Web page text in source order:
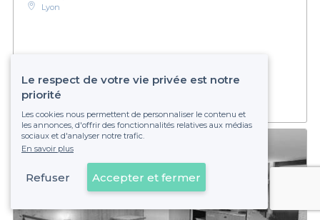
Lyon
Voir sur la carte
Le respect de votre vie privée est notre
priorité
Les cookies nous permettent de personnaliser le contenu et
les annonces, d'offrir des fonctionnalités relatives aux médias
sociaux et d'analyser notre trafic.
En savoir plus
Refuser Accepter et fermer